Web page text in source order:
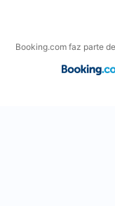
Booking.com faz parte